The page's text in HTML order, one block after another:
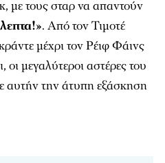
με τους σταρ να απαντούν
. Από τον Τιμοτέ
μέχρι τον Ρέιφ Φάινς
οι μεγαλύτεροι αστέρες του
αυτήν την άτυπη εξάσκηση